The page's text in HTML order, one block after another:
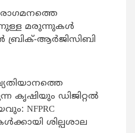
മരുന്നുകള്‍
ബ്രിക്-ആര്‍ജിസിബി
കൃഷിയും ഡിജിറ്റൽ
NFPRC
ശില്പശാല